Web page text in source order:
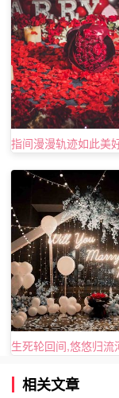
来，我发现我原先
成我最喜欢的亮黄
的好友约我去海边
要进入厨房，就能
朋友小A讲述她在
指间漫漫轨迹如此
生死轮回间,悠悠归
相关文章